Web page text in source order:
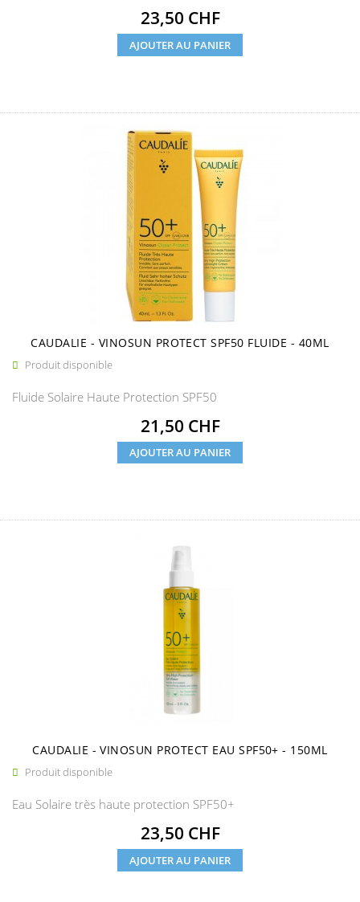
Prix
23,50 CHF
AJOUTER AU PANIER
CAUDALIE - VINOSUN PROTECT SPF50 FLUIDE - 40ML
 Produit disponible
Fluide Solaire Haute Protection SPF50
Prix
21,50 CHF
AJOUTER AU PANIER
CAUDALIE - VINOSUN PROTECT EAU SPF50+ - 150ML
 Produit disponible
Eau Solaire très haute protection SPF50+
Prix
23,50 CHF
AJOUTER AU PANIER